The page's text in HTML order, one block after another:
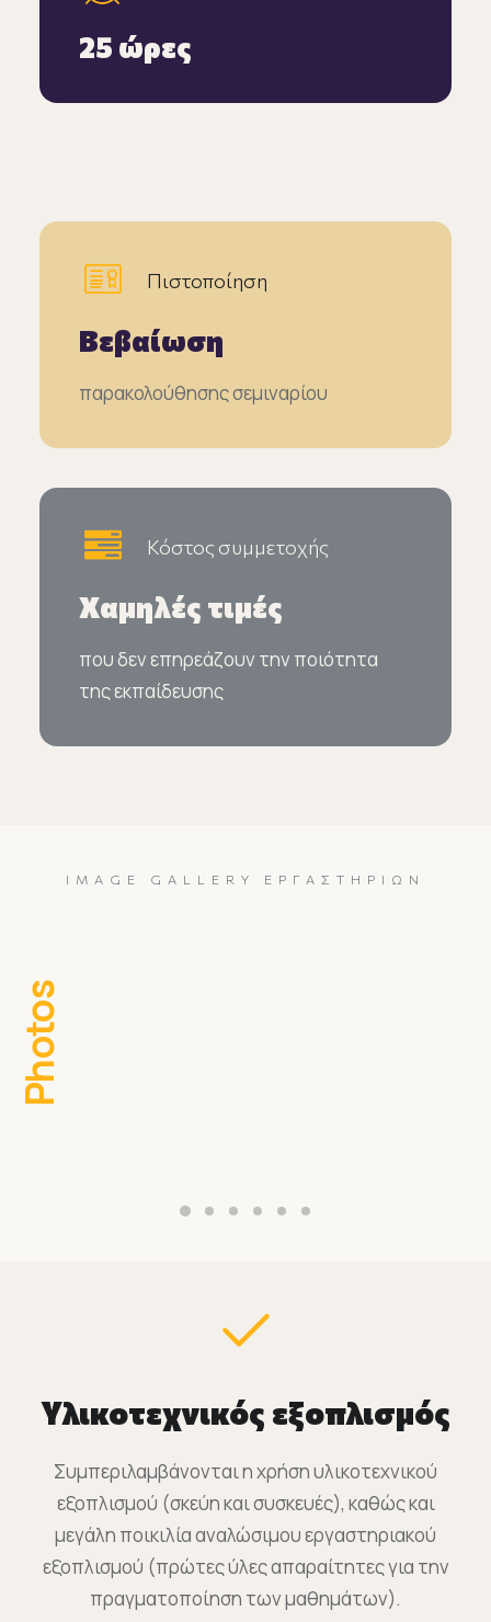
25 ώρες
Κόστος συμμετοχής
Χαμηλές τιμές
που δεν επηρεάζουν την ποιότητα
της εκπαίδευσης
Πιστοποίηση
Βεβαίωση
παρακολούθησης σεμιναρίου
IMAGE GALLERY ΕΡΓΑΣΤΗΡΊΩΝ
Photos
Υλικοτεχνικός εξοπλισμός
Συμπεριλαμβάνονται η χρήση υλικοτεχνικού
εξοπλισμού (σκεύη και συσκευές), καθώς και
μεγάλη ποικιλία αναλώσιμου εργαστηριακού
εξοπλισμού (πρώτες ύλες απαραίτητες για την
πραγματοποίηση των μαθημάτων).